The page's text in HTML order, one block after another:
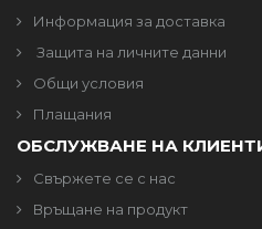
Информация за доставка
Защита на личните данни
Общи условия
Плащания
ОБСЛУЖВАНЕ НА
Свържете се с нас
Връщане на продукт